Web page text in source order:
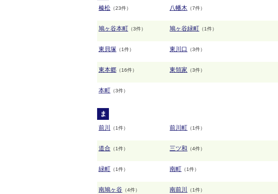
榛松 （23件） 八幡木 （7件）
鳩ヶ谷本町 （3件） 鳩ヶ谷緑町 （1件）
東貝塚 （1件） 東川口 （3件）
東本郷 （16件） 東領家 （3件）
本町 （3件）
ま
前川 （1件） 前川町 （1件）
道合 （1件） 三ツ和 （4件）
緑町 （1件） 南町 （1件）
南鳩ヶ谷 （4件） 南前川 （1件）